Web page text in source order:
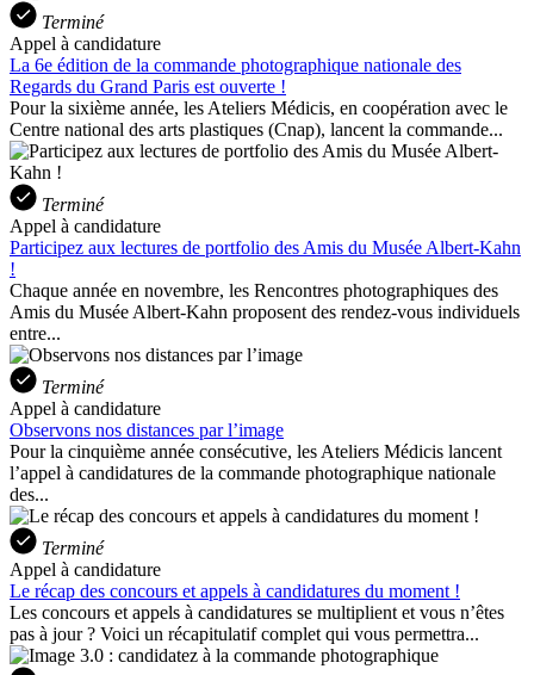
Terminé
Appel à candidature
La 6e édition de la commande photographique nationale des
Regards du Grand Paris est ouverte !
Pour la sixième année, les Ateliers Médicis, en coopération avec le
Centre national des arts plastiques (Cnap), lancent la commande...
Terminé
Appel à candidature
Participez aux lectures de portfolio des Amis du Musée Albert-Kahn
!
Chaque année en novembre, les Rencontres photographiques des
Amis du Musée Albert-Kahn proposent des rendez-vous individuels
entre...
Terminé
Appel à candidature
Observons nos distances par l’image
Pour la cinquième année consécutive, les Ateliers Médicis lancent
l’appel à candidatures de la commande photographique nationale
des...
Terminé
Appel à candidature
Le récap des concours et appels à candidatures du moment !
Les concours et appels à candidatures se multiplient et vous n’êtes
pas à jour ? Voici un récapitulatif complet qui vous permettra...